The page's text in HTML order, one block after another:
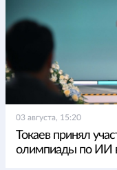
03 августа, 15:20
Токаев принял
олимпиады по ИИ